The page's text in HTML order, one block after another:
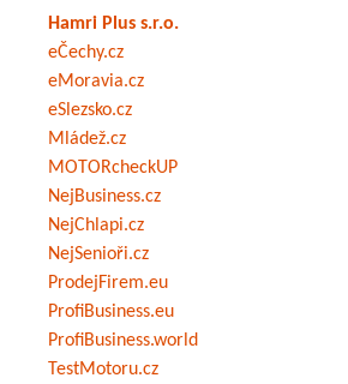
Hamri Plus s.r.o.
eČechy.cz
eMoravia.cz
eSlezsko.cz
Mládež.cz
MOTORcheckUP
NejBusiness.cz
NejChlapi.cz
NejSenioři.cz
ProdejFirem.eu
ProfiBusiness.eu
ProfiBusiness.world
TestMotoru.cz